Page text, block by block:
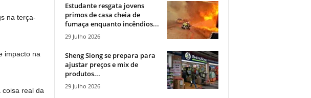
na terça-
impacto na
coisa real da
Estudante resgata jovens
primos de casa cheia de
fumaça enquanto incêndios...
29 Julho 2026
Sheng Siong se prepara para
ajustar preços e mix de
produtos...
29 Julho 2026